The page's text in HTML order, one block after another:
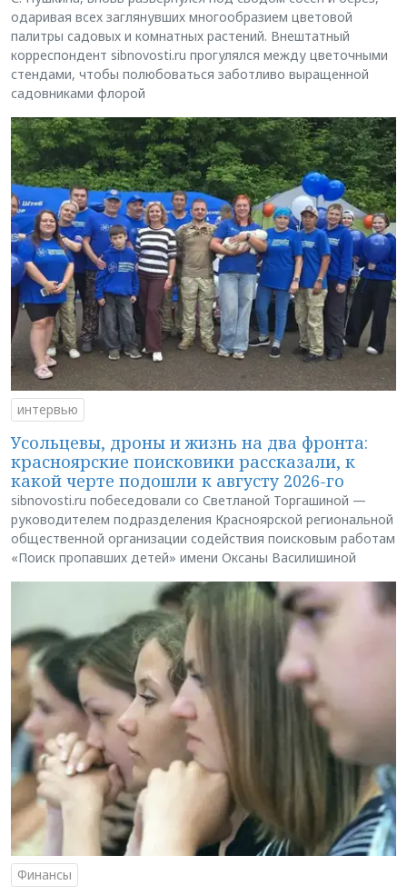
одаривая всех заглянувших многообразием цветовой
палитры садовых и комнатных растений. Внештатный
корреспондент sibnovosti.ru прогулялся между цветочными
стендами, чтобы полюбоваться заботливо выращенной
садовниками флорой
интервью
Усольцевы, дроны и жизнь на два фронта:
красноярские поисковики рассказали, к
какой черте подошли к августу 2026-го
sibnovosti.ru побеседовали со Светланой Торгашиной —
руководителем подразделения Красноярской региональной
общественной организации содействия поисковым работам
«Поиск пропавших детей» имени Оксаны Василишиной
Финансы